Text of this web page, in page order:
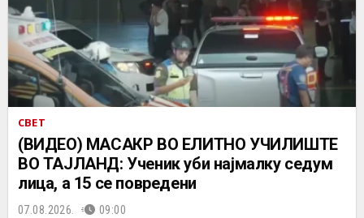
СВЕТ
(ВИДЕО) МАСАКР ВО ЕЛИТНО УЧИЛИШТЕ
ВО ТАЈЛАНД: Ученик уби најмалку седум
лица, а 15 се повредени
07.08.2026. 09:00